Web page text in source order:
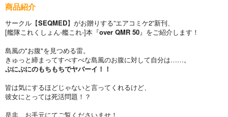
商品紹介
サークル【SEQMED】がお贈りする”エアコミケ2”新刊、
[艦隊これくしょん-艦これ-]本『over QMR 50』をご紹介します！
島風の"お腹"を見つめる雷。
きゅっと締まってすべすべな島風のお腹に対して自分は……。
ぷにぷにのもちもちでヤバーイ！！
皆は気にするほどじゃないと言ってくれるけど、
彼女にとっては死活問題！？
是非、お手元にてご覧くださいませ！